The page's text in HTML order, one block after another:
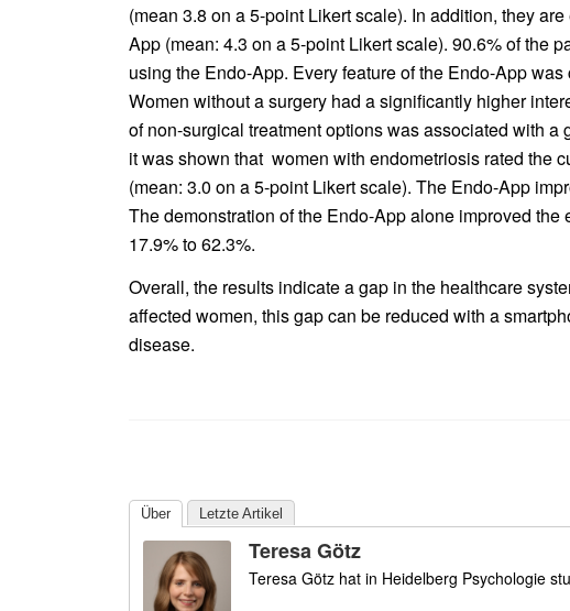
(mean 3.8 on a 5-point Likert scale). In addition, they
App (mean: 4.3 on a 5-point Likert scale). 90.6% of the
using the Endo-App. Every feature of the Endo-App
Women without a surgery had a significantly higher
of non-surgical treatment options was associated with
it was shown that women with endometriosis rated the
(mean: 3.0 on a 5-point Likert scale). The Endo-App
The demonstration of the Endo-App alone improved
17.9% to 62.3%.
Overall, the results indicate a gap in the healthcare
affected women, this gap can be reduced with a
disease.
Über Letzte Artikel
Teresa Götz
Teresa Götz hat in Heidelberg Psychologie